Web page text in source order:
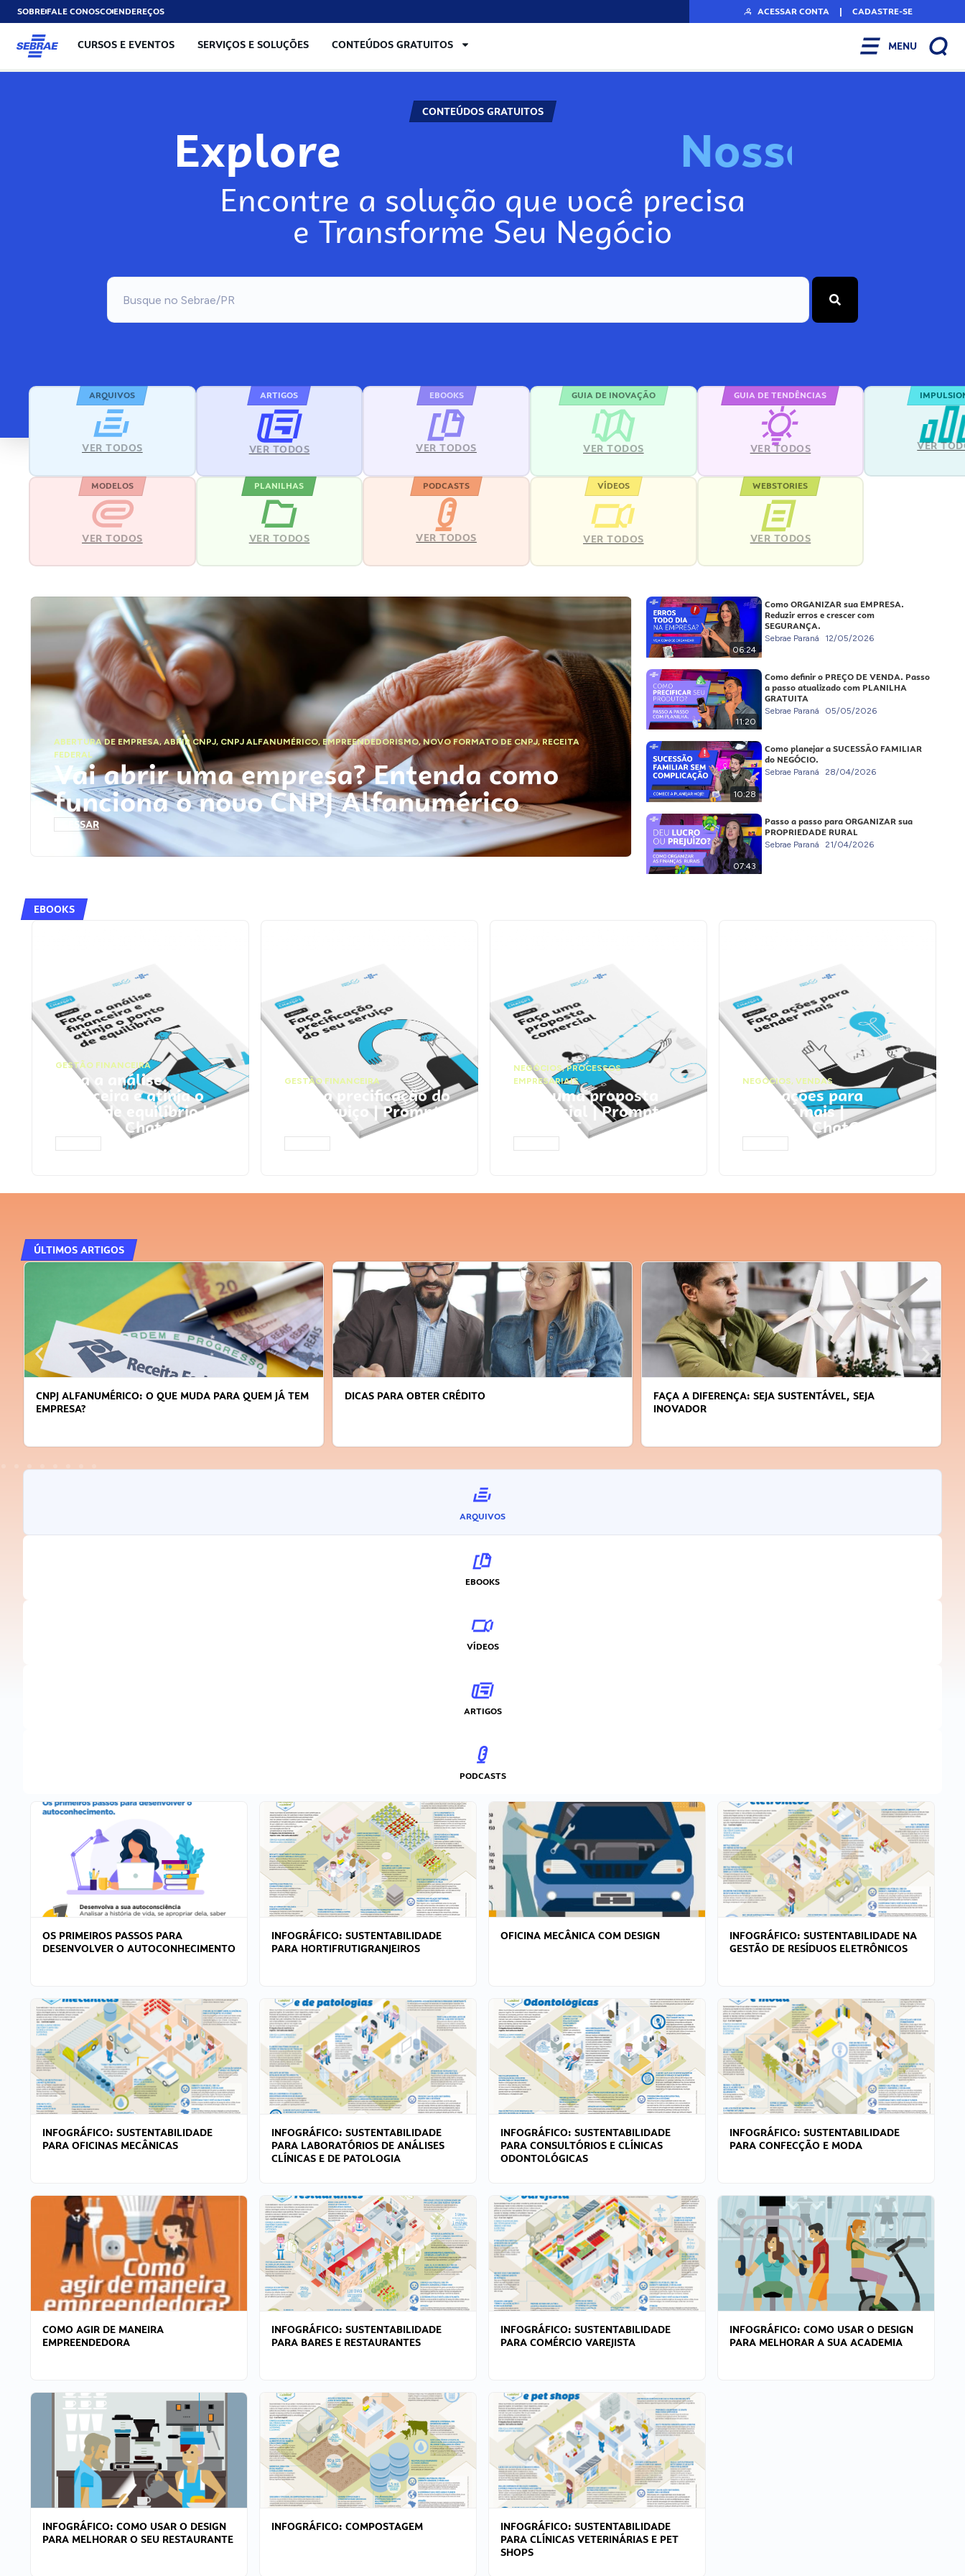
SOBREFALE CONOSCOENDEREÇOS ACESSAR CONTA | CADASTRE-SE
CURSOS E EVENTOS SERVIÇOS E SOLUÇÕES CONTEÚDOS GRATUITOS MENU
CONTEÚDOS GRATUITOS
Explore Nosso
Encontre a solução que você precisa
e Transforme Seu Negócio
ARQUIVOS
VER TODOS
ARTIGOS
VER TODOS
EBOOKS
VER TODOS
GUIA DE INOVAÇÃO
VER TODOS
GUIA DE TENDÊNCIAS
VER TODOS VER
MODELOS
VER TODOS
PLANILHAS
VER TODOS
PODCASTS
VER TODOS
VÍDEOS
VER TODOS
WEBSTORIES
VER TODOS
ABERTURA DE EMPRESA,ABRIR CNPJ, CNPJ ALFANUMÉRICO, EMPREENDEDORISMO,NOVO FORMATO DE CNPJ,RECEITA
FEDERAL
Vai abrir uma empresa? Entenda como
funciona o novo CNPJ Alfanumérico
ACESSAR
06:24
Como ORGANIZAR sua EMPRESA.
Reduzir erros e crescer com
SEGURANÇA.
Sebrae Paraná 12/05/2026
11:20
Como definir o PREÇO DE VENDA. Passo
a passo atualizado com PLANILHA
GRATUITA
Sebrae Paraná 05/05/2026
10:28
Como planejar a SUCESSÃO FAMILIAR
do NEGÓCIO.
Sebrae Paraná 28/04/2026
07:43
Passo a passo para ORGANIZAR sua
PROPRIEDADE RURAL
Sebrae Paraná 21/04/2026
EBOOKS
GESTÃO FINANCEIRA
Faça a análise
financeira e atinja o
ponto de equilíbrio |
Prompts ChatGPT
GESTÃO FINANCEIRA
Faça a precificação do
seu serviço | Prompts
ChatGPT
NEGÓCIOS,PROCESSOS
EMPRESARIAIS
Faça uma proposta
comercial | Prompts
ChatGPT
NEGÓCIOS, VENDAS
Faça ações para
vender mais |
Prompts ChatGPT
ÚLTIMOS ARTIGOS
CNPJ ALFANUMÉRICO: O QUE MUDA PARA QUEM JÁ TEM
EMPRESA?
DICAS PARA OBTER CRÉDITO
FAÇA A DIFERENÇA: SEJA SUSTENTÁVEL, SEJA
INOVADOR
ARQUIVOS
EBOOKS
VÍDEOS
ARTIGOS
PODCASTS
OS PRIMEIROS PASSOS PARA
DESENVOLVER O AUTOCONHECIMENTO
INFOGRÁFICO: SUSTENTABILIDADE
PARA HORTIFRUTIGRANJEIROS
OFICINA MECÂNICA COM DESIGN
INFOGRÁFICO: SUSTENTABILIDADE NA
GESTÃO DE RESÍDUOS ELETRÔNICOS
INFOGRÁFICO: SUSTENTABILIDADE
PARA OFICINAS MECÂNICAS
INFOGRÁFICO: SUSTENTABILIDADE
PARA LABORATÓRIOS DE ANÁLISES
CLÍNICAS E DE PATOLOGIA
INFOGRÁFICO: SUSTENTABILIDADE
PARA CONSULTÓRIOS E CLÍNICAS
ODONTOLÓGICAS
INFOGRÁFICO: SUSTENTABILIDADE
PARA CONFECÇÃO E MODA
COMO AGIR DE MANEIRA
EMPREENDEDORA
INFOGRÁFICO: SUSTENTABILIDADE
PARA BARES E RESTAURANTES
INFOGRÁFICO: SUSTENTABILIDADE
PARA COMÉRCIO VAREJISTA
INFOGRÁFICO: COMO USAR O DESIGN
PARA MELHORAR A SUA ACADEMIA
INFOGRÁFICO: COMO USAR O DESIGN
PARA MELHORAR O SEU RESTAURANTE
INFOGRÁFICO: COMPOSTAGEM
INFOGRÁFICO: SUSTENTABILIDADE
PARA CLÍNICAS VETERINÁRIAS E PET
SHOPS